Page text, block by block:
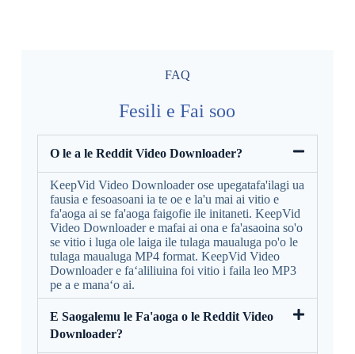
FAQ
Fesili e Fai soo
O le a le Reddit Video Downloader?
KeepVid Video Downloader ose upegatafa'ilagi ua
fausia e fesoasoani ia te oe e la'u mai ai vitio e
fa'aoga ai se fa'aoga faigofie ile initaneti. KeepVid
Video Downloader e mafai ai ona e fa'asaoina so'o
se vitio i luga ole laiga ile tulaga maualuga po'o le
tulaga maualuga MP4 format. KeepVid Video
Downloader e faʻaliliuina foi vitio i faila leo MP3
pe a e manaʻo ai.
E Saogalemu le Fa'aoga o le Reddit Video
Downloader?